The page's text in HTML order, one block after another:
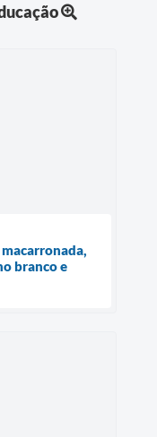
branco e